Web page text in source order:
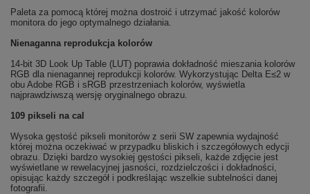
Paleta za pomocą której można dostroić i utrzymać jakość kolorów
monitora do jego optymalnego działania.
Nienaganna reprodukcja kolorów
14-bit 3D Look Up Table (LUT) poprawia dokładność mieszania kolorów
RGB dla nienagannej reprodukcji kolorów. Wykorzystując Delta E≤2 w
obu Adobe RGB i sRGB przestrzeniach kolorów, wyświetla
najprawdziwszą wersję oryginalnego obrazu.
109 pikseli na cal
Wysoka gęstość pikseli monitorów z serii SW zapewnia wydajność
której można oczekiwać w przypadku bliskich i szczegółowych edycji
obrazu. Dzięki bardzo wysokiej gęstości pikseli, każde zdjęcie jest
wyświetlane w rewelacyjnej jasności, rozdzielczości i dokładności,
opisując każdy szczegół i podkreślając wszelkie subtelności danej
fotografii.